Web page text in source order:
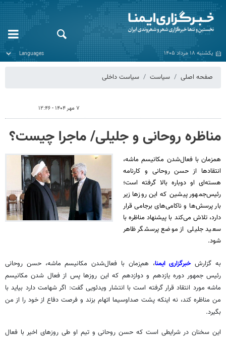
یکشنبه ۱۸ مرداد ۱۴۰۵
صفحه اصلی سیاست سیاست داخلی
۷ مهر ۱۴۰۴ - ۱۲:۴۶
مناظره روحانی و جلیلی/ ماجرا چیست؟
همزمان با فعال‌شدن مکانیسم ماشه،
انتقادها از حسن روحانی و کارنامه
هسته‌ای او دوباره بالا گرفته است؛
رئیس‌جمهور پیشین که این روزها زیر
بار پرسش‌ها و ناکامی‌های برجامی قرار
دارد، تلاش می‌کند با پیشنهاد مناظره با
سعید جلیلی از موضع پرسشگر ظاهر
شود.
به گزارشخبرگزاری ایمنا، هم‌زمان با فعال‌شدن مکانیسم ماشه، حسن روحانی
رئیس جمهور دوره یازدهم و دوازدهم که این روزها پس از فعال شدن مکانیسم
ماشه مورد انتقاد قرار گرفته است با انتشار ویدئویی گفت: اگر شهامت دارد بیاید با
من مناظره کند، نه اینکه پشت صداوسیما اتهام بزند و فرصت دفاع از خود را از من
بگیرد.
این سخنان در شرایطی است که حسن روحانی و تیم او طی روزهای اخیر با فعال